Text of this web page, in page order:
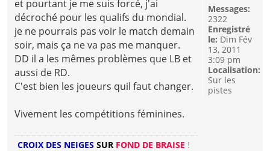
et pourtant je me suis forcé, j'ai
décroché pour les qualifs du mondial.
je ne pourrais pas voir le match demain
soir, mais ça ne va pas me manquer.
DD il a les mêmes problèmes que LB et
aussi de RD.
C'est bien les joueurs quil faut changer.
Vivement les compétitions féminines.
CROIX DES NEIGES SUR FOND DE BRAISE !
Messages:
2322
Enregistré
le: Dim Fév
13, 2011
3:09 pm
Localisation:
Sur les
pistes